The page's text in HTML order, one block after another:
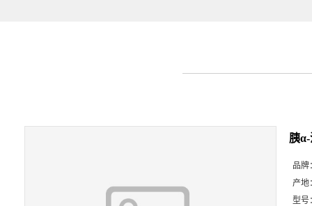
胰
品牌
产地
型号